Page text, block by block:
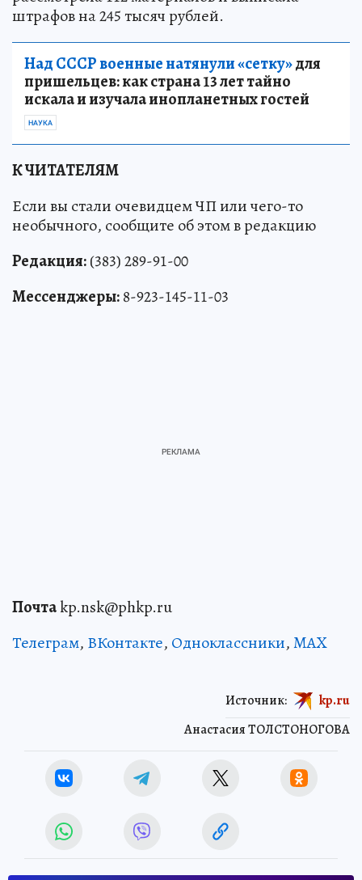
штрафов на 245 тысяч рублей.
Над СССР военные натянули «сетку»для
пришельцев: как страна 13 лет тайно
искала и изучала инопланетных гостей
НАУКА
К ЧИТАТЕЛЯМ
Если вы стали очевидцем ЧП или чего-то
необычного, сообщите об этом в редакцию
Редакция:(383) 289-91-00
Мессенджеры:8-923-145-11-03
Почтаkp.nsk@phkp.ru
Телеграм, ВКонтакте, Одноклассники,MAX
Анастасия ТОЛСТОНОГОВА
Источник: kp.ru